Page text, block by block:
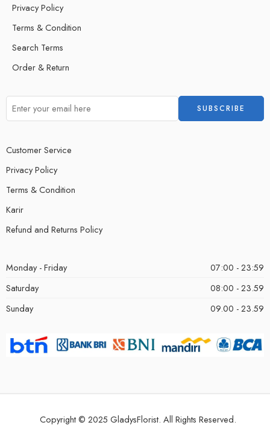
Privacy Policy
Terms & Condition
Search Terms
Order & Return
Customer Service
Privacy Policy
Terms & Condition
Karir
Refund and Returns Policy
Monday - Friday
07:00 - 23:59
Saturday
08:00 - 23.59
Sunday
09.00 - 23.59
Copyright © 2025 GladysFlorist. All Rights Reserved.